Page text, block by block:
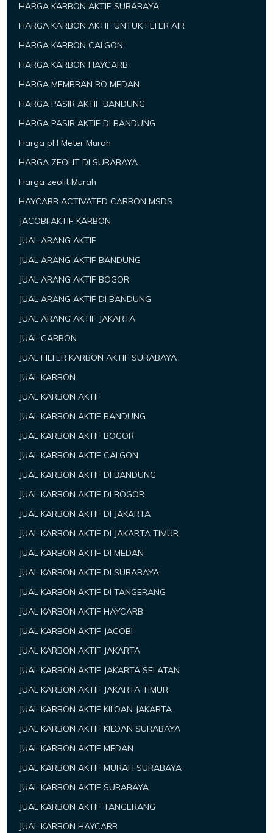
HARGA KARBON AKTIF SURABAYA
HARGA KARBON AKTIF UNTUK FLTER AIR
HARGA KARBON CALGON
HARGA KARBON HAYCARB
HARGA MEMBRAN RO MEDAN
HARGA PASIR AKTIF BANDUNG
HARGA PASIR AKTIF DI BANDUNG
Harga pH Meter Murah
HARGA ZEOLIT DI SURABAYA
Harga zeolit Murah
HAYCARB ACTIVATED CARBON MSDS
JACOBI AKTIF KARBON
JUAL ARANG AKTIF
JUAL ARANG AKTIF BANDUNG
JUAL ARANG AKTIF BOGOR
JUAL ARANG AKTIF DI BANDUNG
JUAL ARANG AKTIF JAKARTA
JUAL CARBON
JUAL FILTER KARBON AKTIF SURABAYA
JUAL KARBON
JUAL KARBON AKTIF
JUAL KARBON AKTIF BANDUNG
JUAL KARBON AKTIF BOGOR
JUAL KARBON AKTIF CALGON
JUAL KARBON AKTIF DI BANDUNG
JUAL KARBON AKTIF DI BOGOR
JUAL KARBON AKTIF DI JAKARTA
JUAL KARBON AKTIF DI JAKARTA TIMUR
JUAL KARBON AKTIF DI MEDAN
JUAL KARBON AKTIF DI SURABAYA
JUAL KARBON AKTIF DI TANGERANG
JUAL KARBON AKTIF HAYCARB
JUAL KARBON AKTIF JACOBI
JUAL KARBON AKTIF JAKARTA
JUAL KARBON AKTIF JAKARTA SELATAN
JUAL KARBON AKTIF JAKARTA TIMUR
JUAL KARBON AKTIF KILOAN JAKARTA
JUAL KARBON AKTIF KILOAN SURABAYA
JUAL KARBON AKTIF MEDAN
JUAL KARBON AKTIF MURAH SURABAYA
JUAL KARBON AKTIF SURABAYA
JUAL KARBON AKTIF TANGERANG
JUAL KARBON HAYCARB